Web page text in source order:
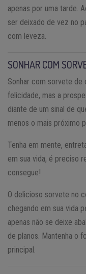
apenas por uma tarde.
ser deixado de vez no
com leveza.
SONHAR COM
Sonhar com sorvete de
felicidade, mas a
diante de um sinal de
menos o mais próximo
Tenha em mente,
em sua vida, é preciso
consegue!
O delicioso sorvete no
chegando em sua vida
apenas não se deixe
de planos. Mantenha o
principal.